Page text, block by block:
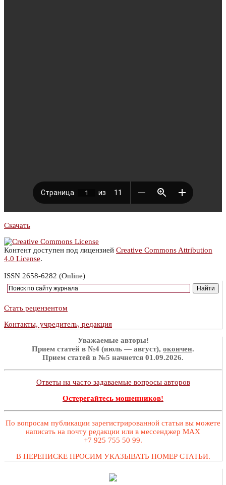
Скачать
Контент доступен под лицензией Creative Commons Attribution
4.0 License.
ISSN 2658-6282 (Online)
Стать рецензентом
Контакты, учредитель, редакция
Уважаемые авторы!
Прием статей в №4 (июль — август), окончен.
Прием статей в №5 начнется 01.09.2026.
Ответы на часто задаваемые вопросы авторов
Остерегайтесь мошенников!
По вопросам публикации зарегистрированной статьи вы можете
написать на почту редакции или в мессенджер MAX
+7 925 755 50 99.
В ПЕРЕПИСКЕ ПРОСИМ УКАЗЫВАТЬ НОМЕР СТАТЬИ.